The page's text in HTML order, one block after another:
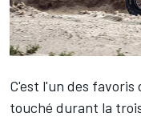
C'est l'un des
touché durant la